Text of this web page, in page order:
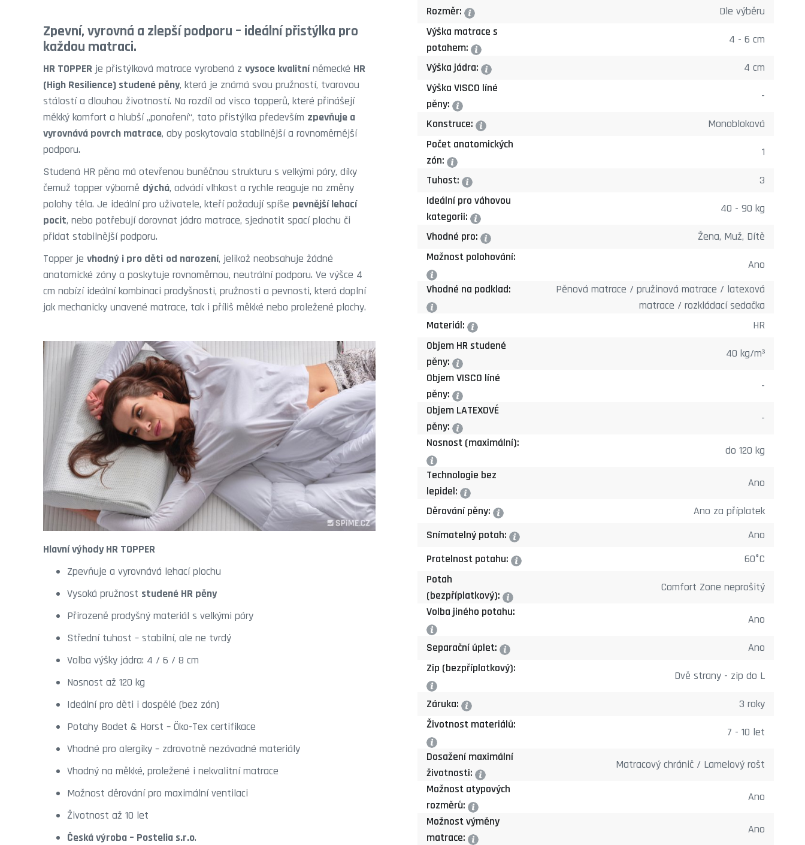
Zpevní, vyrovná a zlepší podporu – ideální přistýlka pro
každou matraci.
HR TOPPER je přistýlková matrace vyrobená z vysoce kvalitníněmecké HR
(High Resilience) studené pěny, která je známá svou pružností, tvarovou
stálostí a dlouhou životností. Na rozdíl od visco topperů, které přinášejí
měkký komfort a hlubší „ponoření“, tato přistýlka především zpevňuje a
vyrovnává povrch matrace, aby poskytovala stabilnější a rovnoměrnější
podporu.
Studená HR pěna má otevřenou buněčnou strukturu s velkými póry, díky
čemuž topper výborně dýchá, odvádí vlhkost a rychle reaguje na změny
polohy těla. Je ideální pro uživatele, kteří požadují spíše pevnější lehací
pocit, nebo potřebují dorovnat jádro matrace, sjednotit spací plochu či
přidat stabilnější podporu.
Topper je vhodný i pro děti od narození, jelikož neobsahuje žádné
anatomické zóny a poskytuje rovnoměrnou, neutrální podporu. Ve výšce 4
cm nabízí ideální kombinaci prodyšnosti, pružnosti a pevnosti, která doplní
jak mechanicky unavené matrace, tak i příliš měkké nebo proležené plochy.
Hlavní výhody HR TOPPER
Zpevňuje a vyrovnává lehací plochu
Vysoká pružnost studené HR pěny
Přirozeně prodyšný materiál s velkými póry
Střední tuhost – stabilní, ale ne tvrdý
Volba výšky jádra: 4 / 6 / 8 cm
Nosnost až 120 kg
Ideální pro děti i dospělé (bez zón)
Potahy Bodet & Horst – Öko-Tex certifikace
Vhodné pro alergiky – zdravotně nezávadné materiály
Vhodný na měkké, proležené i nekvalitní matrace
Možnost děrování pro maximální ventilaci
Životnost až 10 let
Česká výroba – Postelia s.r.o.
Rozměr: ?
Dle výběru
Výška matrace s
potahem: ?
4 - 6 cm
Výška jádra: ?
4 cm
Výška VISCO líné
pěny: ?
-
Konstruce: ?
Monobloková
Počet anatomických
zón: ?
1
Tuhost: ?
3
Ideální pro váhovou
kategorii: ?
40 - 90 kg
Vhodné pro: ?
Žena, Muž, Dítě
Možnost polohování:
?
Ano
Vhodné na podklad:
?
Pěnová matrace / pružinová matrace / latexová
matrace / rozkládací sedačka
Materiál: ?
HR
Objem HR studené
pěny: ?
40 kg/m³
Objem VISCO líné
pěny: ?
-
Objem LATEXOVÉ
pěny: ?
-
Nosnost (maximální):
?
do 120 kg
Technologie bez
lepidel: ?
Ano
Děrování pěny: ?
Ano za příplatek
Snímatelný potah: ?
Ano
Pratelnost potahu: ?
60°C
Potah
(bezpříplatkový): ?
Comfort Zone neprošitý
Volba jiného potahu:
?
Ano
Separační úplet: ?
Ano
Zip (bezpříplatkový):
?
Dvě strany - zip do L
Záruka: ?
3 roky
Životnost materiálů:
?
7 - 10 let
Dosažení maximální
životnosti: ?
Matracový chránič / Lamelový rošt
Možnost atypových
rozměrů: ?
Ano
Možnost výměny
matrace: ?
Ano